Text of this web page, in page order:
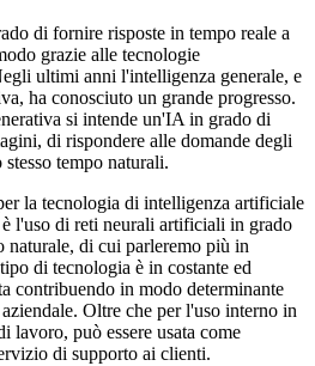
di fornire risposte in tempo reale a
grazie alle tecnologie
ultimi anni l'intelligenza generale, e
ha conosciuto un grande progresso.
si intende un'IA in grado di
di rispondere alle domande degli
tempo naturali.
la tecnologia di intelligenza artificiale
l'uso di reti neurali artificiali in grado
di cui parleremo più in
di tecnologia è in costante ed
contribuendo in modo determinante
Oltre che per l'uso interno in
lavoro, può essere usata come
di supporto ai clienti.